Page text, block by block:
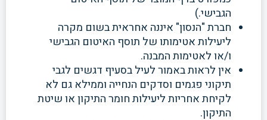
הגבישי.)
חברת "הנסון" איננה אחראית בשום מקרה
ליעילות אטימותו של תוסף האיטום הגבישי
ו/או לאטימות המבנה.
אין לראות באמור לעיל בסעיף דגשים לגבי
תיקוני פגמים וסדקים הנחייה וממילא גם לא
לקיחת אחריות ליעילות חומר התיקון או שיטת
התיקון.